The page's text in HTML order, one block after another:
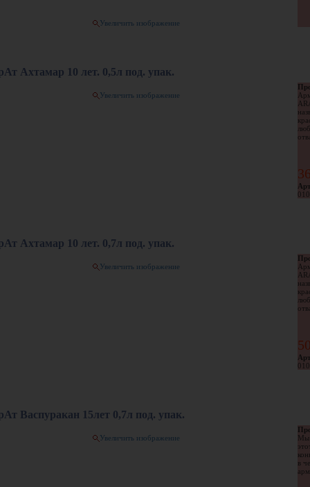
Увеличить изображение
Ахтамар 10 лет. 0,5л под. упак.
Увеличить изображение
Ахтамар 10 лет. 0,7л под. упак.
Увеличить изображение
Васпуракан 15лет 0,7л под. упак.
Увеличить изображение
Мы
в